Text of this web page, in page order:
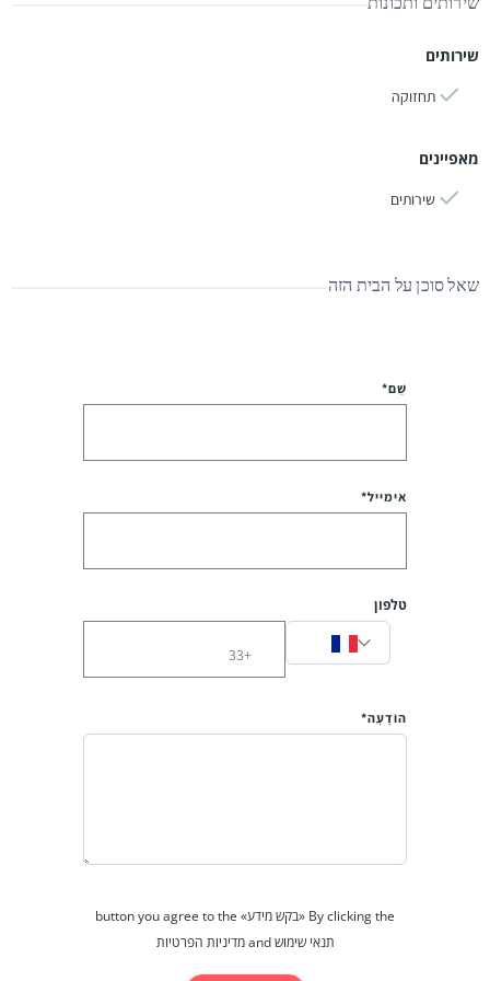
שירותים
תחזוקה
מאפיינים
שירותים
שאל סוכן על הבית הזה
שֵׁם*
אימייל*
טלפון
הוֹדָעָה*
By clicking the «בקש מידע» button you agree to the
תנאי שימוש and מדיניות הפרטיות